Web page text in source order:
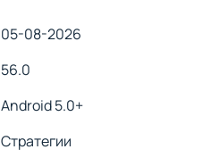
05-08-2026
56.0
Android 5.0+
Стратегии